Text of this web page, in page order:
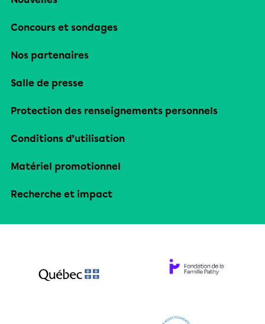
Concours et sondages
Nos partenaires
Salle de presse
Protection des renseignements personnels
Conditions d’utilisation
Matériel promotionnel
Recherche et impact